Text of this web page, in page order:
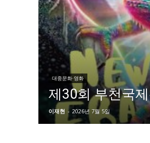
커뮤니티
서비스 & 앱
수완뉴스
커뮤니티
서비스 & 앱
수완뉴스
대중문화·영화
제30회 부천국
이재현 - 2026년 7월 5일